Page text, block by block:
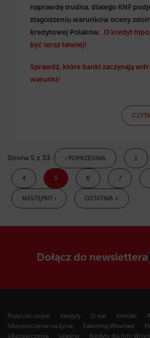
naprawdę trudna, dlatego KNF
złagodzeniu warunków oceny
kredytowej Polaków. O kredyt
być teraz łatwiej!
Sprawdź, które banki zaczynają
warunki!
Strona 5 z 33 ‹ POPRZEDNIA 1
4 5 6 7
NASTĘPNY › OSTATNIA »
Dołącz do newslettera
Pożyczki unijne Kredyty O nas Kontakt
Ubezpieczenie na życie
Faktoring Wrocław
Ubezpieczenia
Leasing Kredyty dla firm